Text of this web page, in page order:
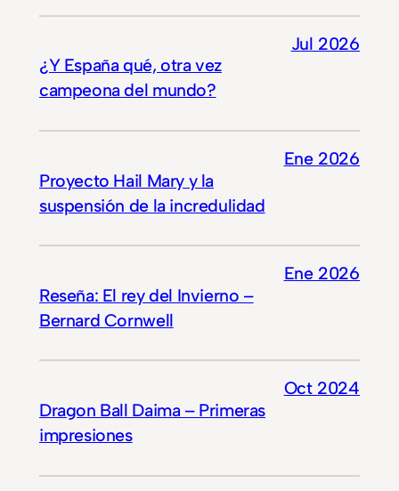
¿Y España qué, otra vez
campeona del mundo?
Jul 2026
Proyecto Hail Mary y la
suspensión de la incredulidad
Ene 2026
Reseña: El rey del Invierno –
Bernard Cornwell
Ene 2026
Dragon Ball Daima – Primeras
impresiones
Oct 2024